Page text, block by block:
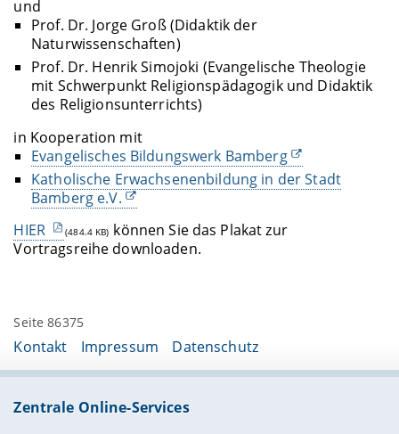
und
Prof. Dr. Jorge Groß (Didaktik der
Naturwissenschaften)
Prof. Dr. Henrik Simojoki (Evangelische Theologie
mit Schwerpunkt Religionspädagogik und Didaktik
des Religionsunterrichts)
in Kooperation mit
Evangelisches Bildungswerk Bamberg
Katholische Erwachsenenbildung in der Stadt
Bamberg e.V.
HIER
(484.4 KB) können Sie das Plakat zur
Vortragsreihe downloaden.
Seite 86375
Kontakt Impressum Datenschutz
Zentrale Online-Services